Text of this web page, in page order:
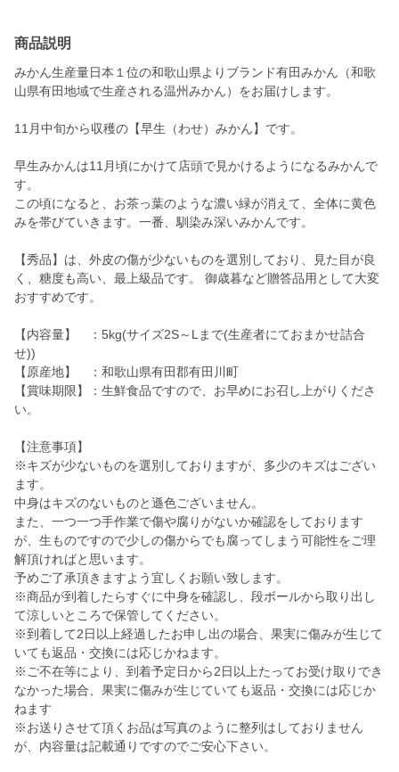
商品説明
みかん生産量日本１位の和歌山県よりブランド有田みかん（和歌
山県有田地域で生産される温州みかん）をお届けします。
11月中旬から収穫の【早生（わせ）みかん】です。
早生みかんは11月頃にかけて店頭で見かけるようになるみかんで
す。
この頃になると、お茶っ葉のような濃い緑が消えて、全体に黄色
みを帯びていきます。一番、馴染み深いみかんです。
【秀品】は、外皮の傷が少ないものを選別しており、見た目が良
く、糖度も高い、最上級品です。 御歳暮など贈答品用として大変
おすすめです。
【内容量】 ：5kg(サイズ2S～Lまで(生産者にておまかせ詰合
せ))
【原産地】 ：和歌山県有田郡有田川町
【賞味期限】：生鮮食品ですので、お早めにお召し上がりくださ
い。
【注意事項】
※キズが少ないものを選別しておりますが、多少のキズはござい
ます。
中身はキズのないものと遜色ございません。
また、一つ一つ手作業で傷や腐りがないか確認をしております
が、生ものですので少しの傷からでも腐ってしまう可能性をご理
解頂ければと思います。
予めご了承頂きますよう宜しくお願い致します。
※商品が到着したらすぐに中身を確認し、段ボールから取り出し
て涼しいところで保管してください。
※到着して2日以上経過したお申し出の場合、果実に傷みが生じて
いても返品・交換には応じかねます。
※ご不在等により、到着予定日から2日以上たってお受け取りでき
なかった場合、果実に傷みが生じていても返品・交換には応じか
ねます
※お送りさせて頂くお品は写真のように整列はしておりません
が、内容量は記載通りですのでご安心下さい。